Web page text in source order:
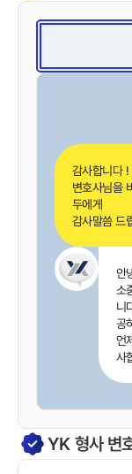
감사합니다 !
변호사님을
두에게
감사말씀 드
안
소
니
공
언
사
YK형사변